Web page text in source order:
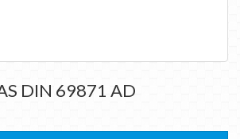
DIN 69871 AD